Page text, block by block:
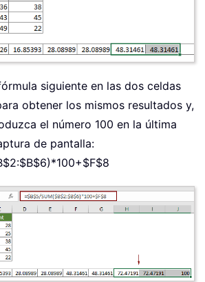
siguiente en las dos celdas
obtener los mismos resultados y,
el número 100 en la última
de pantalla: